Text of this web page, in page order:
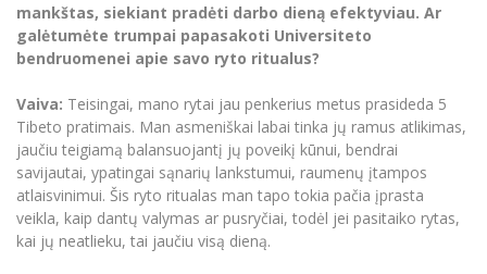
mankštas, siekiant pradėti darbo dieną efektyviau. Ar
galėtumėte trumpai papasakoti Universiteto
bendruomenei apie savo ryto ritualus?
Vaiva: Teisingai, mano rytai jau penkerius metus prasideda 5
Tibeto pratimais. Man asmeniškai labai tinka jų ramus atlikimas,
jaučiu teigiamą balansuojantį jų poveikį kūnui, bendrai
savijautai, ypatingai sąnarių lankstumui, raumenų įtampos
atlaisvinimui. Šis ryto ritualas man tapo tokia pačia įprasta
veikla, kaip dantų valymas ar pusryčiai, todėl jei pasitaiko rytas,
kai jų neatlieku, tai jaučiu visą dieną.